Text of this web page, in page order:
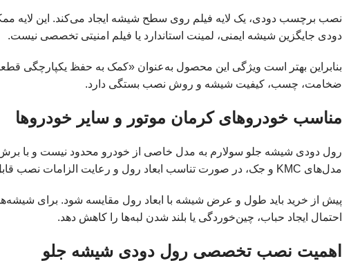
نصب برچسب دودی، یک لایه فیلم روی سطح شیشه ایجاد می‌کند. این لایه
دودی جایگزین شیشه ایمنی، لمینت استاندارد یا فیلم امنیتی تخصصی نیست.
بنابراین بهتر است ویژگی این محصول به‌عنوان «کمک به حفظ یکپارچگی
ضخامت، چسب، کیفیت شیشه و روش نصب بستگی دارد.
مناسب خودروهای کرمان موتور و سایر خودروها
رول دودی شیشه جلو سولارم به مدل خاصی از خودرو محدود نیست و با
مدل‌های KMC و جک، در صورت تناسب ابعاد رول و رعایت الزامات نصب قابل استفاده است.
پیش از خرید باید طول و عرض شیشه با ابعاد رول مقایسه شود. برای
احتمال ایجاد حباب، چین‌خوردگی یا بلند شدن لبه‌ها را کاهش دهد.
اهمیت نصب تخصصی رول دودی شیشه جلو